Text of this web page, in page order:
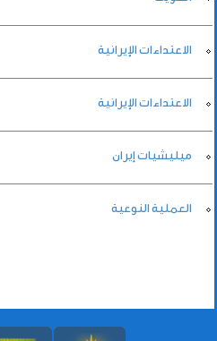
الاعتداءات الإيرانية
الاعتداءات الإيرانية
ميليشيات إيران
العملية النوعية